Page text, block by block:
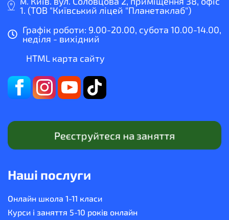
1. (ТОВ "Київський ліцей "Планетаклаб")
Графік роботи: 9.00-20.00, субота 10.00-14.00,
неділя - вихідний
HTML карта сайту
Реєструйтеся на заняття
Наші послуги
Онлайн школа 1-11 класи
Курси і заняття 5-10 років онлайн